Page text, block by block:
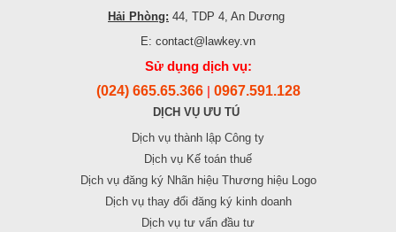
Hải Phòng: 44, TDP 4, An Dương
E: contact@lawkey.vn
Sử dụng dịch vụ:
(024) 665.65.366 0967.591.128
DỊCH VỤ ƯU TÚ
Dịch vụ thành lập Công ty
Dịch vụ Kế toán thuế
Dịch vụ đăng ký Nhãn hiệu Thương hiệu Logo
Dịch vụ thay đổi đăng ký kinh doanh
Dịch vụ tư vấn đầu tư